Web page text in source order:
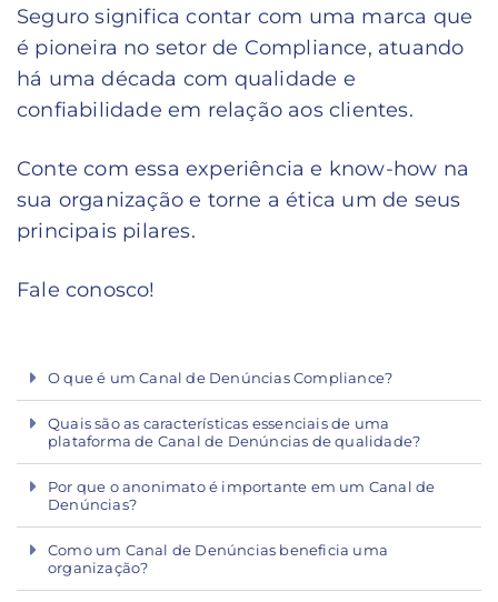
Seguro significa contar com uma marca que
é pioneira no setor de Compliance, atuando
há uma década com qualidade e
confiabilidade em relação aos clientes.
Conte com essa experiência e know-how na
sua organização e torne a ética um de seus
principais pilares.
Fale conosco!
O que é um Canal de Denúncias Compliance?
Quais são as características essenciais de uma
plataforma de Canal de Denúncias de qualidade?
Por que o anonimato é importante em um Canal de
Denúncias?
Como um Canal de Denúncias beneficia uma
organização?